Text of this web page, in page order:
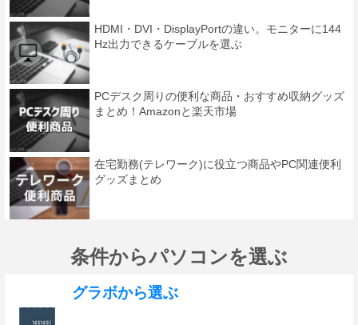
HDMI・DVI・DisplayPortの違い。モニターに144
Hz出力できるケーブルを選ぶ
PCデスク周りの便利な商品・おすすめ収納グッズ
まとめ！Amazonと楽天市場
在宅勤務(テレワーク)に役立つ商品やPC関連便利
グッズまとめ
条件からパソコンを選ぶ
グラボから選ぶ